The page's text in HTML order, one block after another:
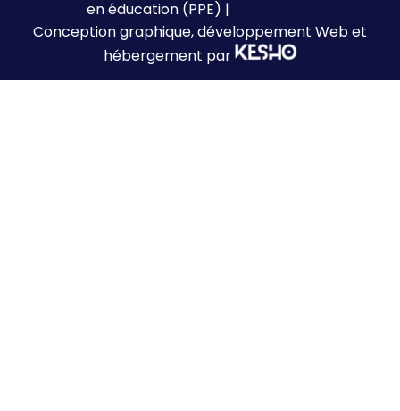
en éducation (PPE) |
Conception graphique, développement Web et
hébergement par